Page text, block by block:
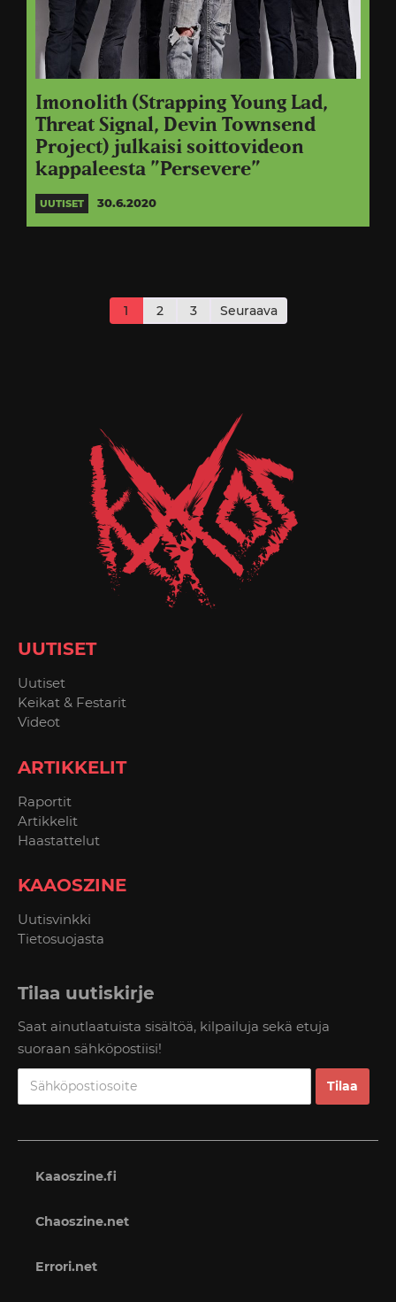
Imonolith (Strapping Young Lad,
Threat Signal, Devin Townsend
Project) julkaisi soittovideon
kappaleesta ”Persevere”
UUTISET 30.6.2020
sivutus
1 2 3 Seuraava
UUTISET
Uutiset
Keikat & Festarit
Videot
ARTIKKELIT
Raportit
Artikkelit
Haastattelut
KAAOSZINE
Uutisvinkki
Tietosuojasta
Tilaa uutiskirje
Saat ainutlaatuista sisältöä, kilpailuja sekä etuja
suoraan sähköpostiisi!
Kaaoszine.fi
Chaoszine.net
Errori.net